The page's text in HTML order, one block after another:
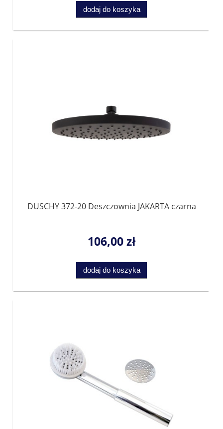
dodaj do koszyka
DUSCHY 372-20 Deszczownia JAKARTA czarna
106,00 zł
dodaj do koszyka